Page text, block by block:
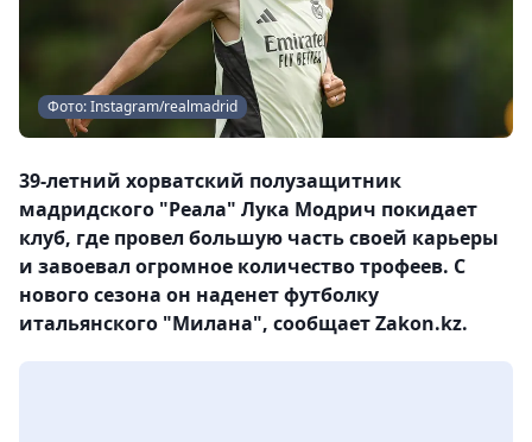
Фото: Instagram/realmadrid
39-летний хорватский полузащитник
мадридского "Реала" Лука Модрич покидает
клуб, где провел большую часть своей карьеры
и завоевал огромное количество трофеев. С
нового сезона он наденет футболку
итальянского "Милана", сообщает Zakon.kz.